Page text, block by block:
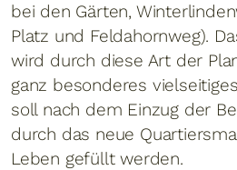
bei den Gärten,
Platz und Feldahornweg).
wird durch diese Art der
ganz besonderes
soll nach dem Einzug der
durch das neue
Leben gefüllt werden.